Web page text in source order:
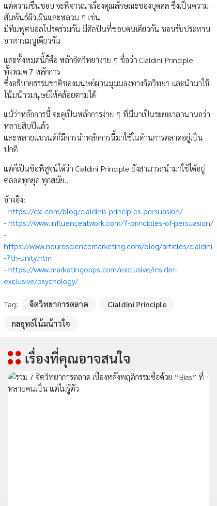
แต่ความชื่นชอบ จะพิจารณาเรื่องคุณลักษณะของบุคคล ซึ่งเป็นความ
สัมพันธ์ผิวเผินและหลวม ๆ เช่น
มีทีมฟุตบอลโปรดร่วมกัน มีศิลปินที่ชอบคนเดียวกัน ชอบรับประทาน
อาหารเมนูเดียวกัน
และทั้งหมดนี้ก็คือ หลักจิตวิทยาง่าย ๆ ชื่อว่า Cialdini Principle
ทั้งหมด 7 หลักการ
ซึ่งอธิบายธรรมชาติของมนุษย์ผ่านมุมมองทางจิตวิทยา และนำมาใช้
โน้มน้าวมนุษย์ให้คล้อยตามได้
แม้ว่าหลักการนี้ จะดูเป็นหลักการง่าย ๆ ที่มีมาเป็นระยะเวลานานกว่า
หลายสิบปีแล้ว
และหลายแบรนด์ก็มีการนำหลักการนี้มาใช้ในด้านการตลาดอยู่เป็น
ปกติ
แต่ก็เป็นข้อพิสูจน์ได้ว่า Cialdini Principle ยังสามารถนำมาใช้ได้อยู่
ตลอดทุกยุค ทุกสมัย..
อ้างอิง:
-https://cxl.com/blog/cialdinis-principles-persuasion/
-https://www.influenceatwork.com/7-principles-of-persuasion/
-
https://www.neurosciencemarketing.com/blog/articles/cialdini
-7th-unity.htm
-https://www.marketingoops.com/exclusive/insider-
exclusive/psychology/
Tag: จิตวิทยาการตลาด
Cialdini Principle
กลยุทธ์โน้มน้าวใจ
เรื่องที่คุณอาจสนใจ